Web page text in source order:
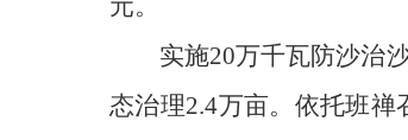
元。
实施20万千瓦防沙治
态治理2.4万亩。依托班